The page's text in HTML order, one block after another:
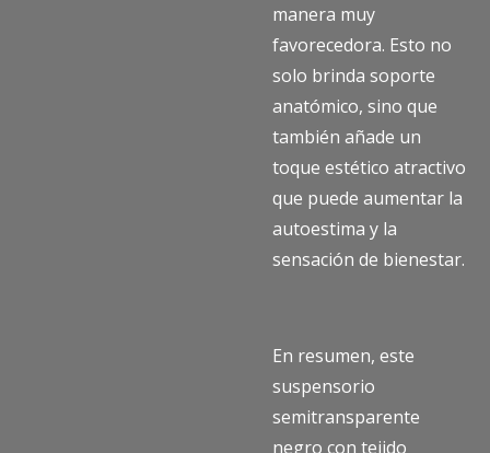
manera muy
favorecedora. Esto no
solo brinda soporte
anatómico, sino que
también añade un
toque estético atractivo
que puede aumentar la
autoestima y la
sensación de bienestar.
En resumen, este
suspensorio
semitransparente
negro con tejido